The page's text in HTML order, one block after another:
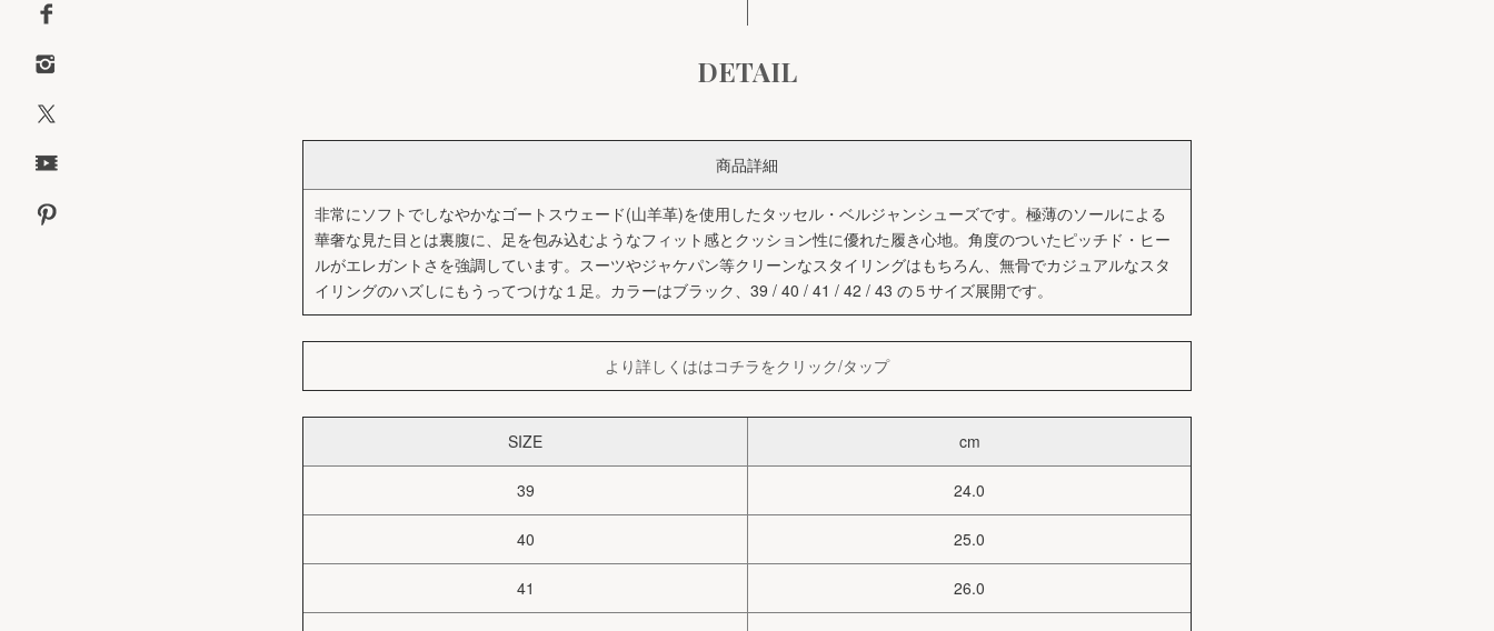
DETAIL
商品詳細
非常にソフトでしなやかなゴートスウェード(山羊革)を使用したタッセル・ベルジャンシューズです。極薄のソールによる
華奢な見た目とは裏腹に、足を包み込むようなフィット感とクッション性に優れた履き心地。角度のついたピッチド・ヒー
ルがエレガントさを強調しています。スーツやジャケパン等クリーンなスタイリングはもちろん、無骨でカジュアルなスタ
イリングのハズしにもうってつけな１足。カラーはブラック、39 / 40 / 41 / 42 / 43 の５サイズ展開です。
より詳しくははコチラをクリック/タップ
SIZE cm
39 24.0
40 25.0
41 26.0